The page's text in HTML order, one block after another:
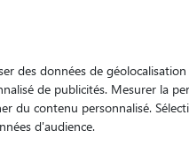
des données de
de publicités. Mesurer la
du contenu personnalisé.
d'audience.